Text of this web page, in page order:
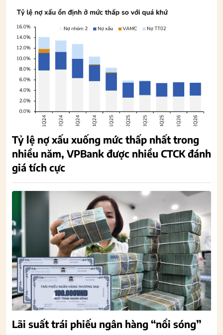
Tỷ lệ nợ xấu xuống mức thấp nhất trong
nhiều năm, VPBank được nhiều CTCK đánh
giá tích cực
Lãi suất trái phiếu ngân hàng “nổi sóng”